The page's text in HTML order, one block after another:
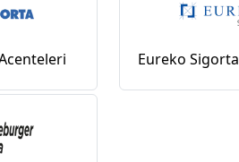
Eureko